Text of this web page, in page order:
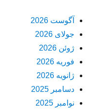
آگوست 2026
جولای 2026
ژوئن 2026
فوریه 2026
ژانویه 2026
دسامبر 2025
نوامبر 2025